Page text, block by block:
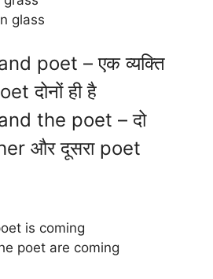
glass
poet – एक व्यक्ति
दोनों ही है
the poet – दो
और दूसरा poet
is coming
poet are coming